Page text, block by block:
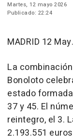
Martes, 12 mayo 2026
Publicado: 22:24
MADRID 12
La
Bonoloto
estado
37 y 45. El
reintegro, el 3.
2.193.551